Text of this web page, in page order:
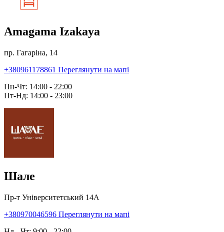
Amagama Izakaya
пр. Гагаріна, 14
+380961178861 Переглянути на мапі
Пн-Чт: 14:00 - 22:00
Пт-Нд: 14:00 - 23:00
Шале
Пр-т Університетський 14А
+380970046596 Переглянути на мапі